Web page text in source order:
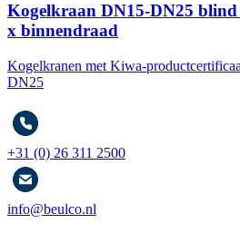
Kogelkraan DN15-DN25 blind
x binnendraad
Kogelkranen met Kiwa-
DN25
+31 (0) 26 311 2500
info@beulco.nl